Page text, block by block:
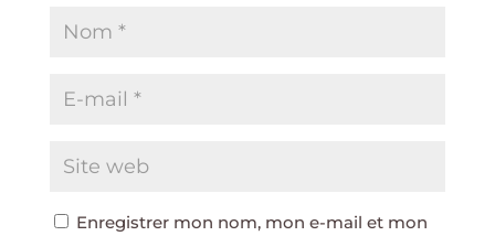
Enregistrer mon nom, mon e-mail et mon